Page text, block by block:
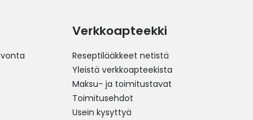
Verkkoapteekki
Reseptilääkkeet netistä
Yleistä verkkoapteekista
Maksu- ja toimitustavat
Toimitusehdot
Usein kysyttyä